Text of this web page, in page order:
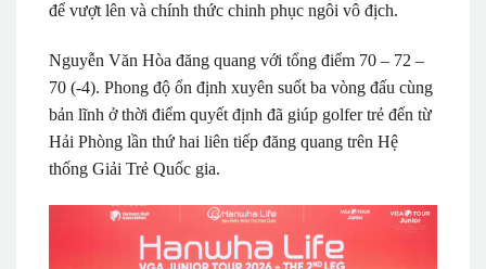
để vượt lên và chính thức chinh phục ngôi vô địch.
Nguyễn Văn Hòa đăng quang với tổng điểm 70 – 72 –
70 (-4). Phong độ ổn định xuyên suốt ba vòng đấu cùng
bản lĩnh ở thời điểm quyết định đã giúp golfer trẻ đến từ
Hải Phòng lần thứ hai liên tiếp đăng quang trên Hệ
thống Giải Trẻ Quốc gia.